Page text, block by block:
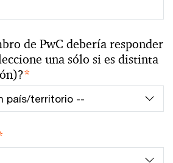
de PwC debería responder
una sólo si es distinta
*